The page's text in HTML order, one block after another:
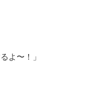
よ〜！」